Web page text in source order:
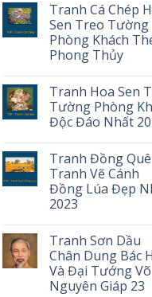
Tranh Cá Chép
Sen Treo Tường
Phòng Khách
Phong Thủy
Tranh Hoa Sen
Tường Phòng
Độc Đáo Nhất
Tranh Đồng
Tranh Vẽ Cánh
Đồng Lúa Đẹp
2023
Tranh Sơn Dầu
Chân Dung Bác
Và Đại Tướng Võ
Nguyên Giáp 23